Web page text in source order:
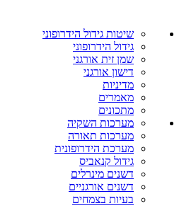
שיטות גידול הידרופוני
גידול הידרופוני
שמן זית אורגני
דישון אורגני
מדיניות
מאמרים
מתכונים
מערכות השקיה
מערכות תאורה
מערכת הידרופונית
גידול קנאביס
דשנים מינרלים
דשנים אורגניים
בעיות בצמחים